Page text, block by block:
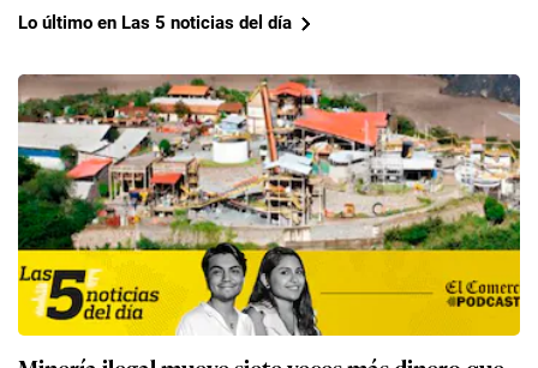
Lo último en Las 5 noticias del día